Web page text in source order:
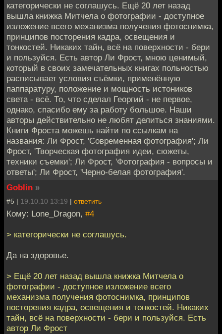
категорически не соглашусь. Ещё 20 лет назад
вышла книжка Митчела о фотографии - доступное
изложение всего механизма получения фотоснимка,
принципов посторения кадра, освещения и
тонкостей. Никаких тайн, всё на поверхности - бери
и пользуйся. Есть автор Ли Фрост, мною ценимый,
который в своих замечательных книгах польностью
расписывает условия съёмки, применённую
паппаратуру, положение и мощность истоников
света - всё. То, что сделал Георгий - не первое,
однако, спасибо ему за работу большое. Наши
авторы действительно не любят делиться знаниями.
Книги Фроста можешь найти по ссылкам на
названия: Ли Фрост, 'Современная фотография'; Ли
Фрост, 'Творческая фотография идеи, сюжеты,
техники съемки'; Ли Фрост, 'Фотография - вопросы и
ответы'; Ли Фрост, 'Черно-белая фотография'.
Goblin »
#5 | 19.10.10 13:19 | ответить
Кому: Lone_Dragon, #4
> категорически не соглашусь.
Да на здоровье.
> Ещё 20 лет назад вышла книжка Митчела о
фотографии - доступное изложение всего
механизма получения фотоснимка, принципов
посторения кадра, освещения и тонкостей. Никаких
тайн, всё на поверхности - бери и пользуйся. Есть
автор Ли Фрост